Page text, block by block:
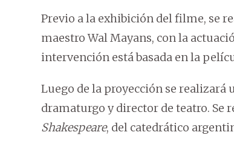
Previo a la exhibición del filme, se
maestro Wal Mayans, con la
intervención está basada en la
Luego de la proyección se realizará
dramaturgo y director de teatro. Se
Shakespeare, del catedrático